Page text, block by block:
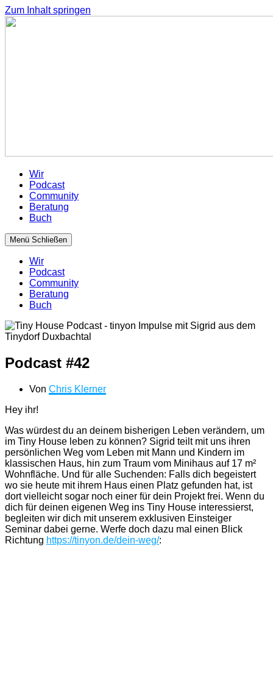
Zum Inhalt springen
Wir
Podcast
Community
Beratung
Buch
Menü Schließen
Wir
Podcast
Community
Beratung
Buch
Podcast #42
Von Chris Klerner
Hey ihr!
Was würdest du an deinem bisherigen Leben verändern, um
im Tiny House leben zu können? Sigrid teilt mit uns ihren
persönlichen Weg vom Leben mit Mann und Kindern im
klassischen Haus, hin zum Traum vom Minihaus auf 17 m²
Wohnfläche. Und für alle Suchenden: Falls dich begeistert
wo sie heute mit ihrem Haus einen Platz gefunden hat, ist
dort vielleicht sogar noch einer für dein Projekt frei. Wenn du
dich für deinen eigenen Weg ins Tiny House interessierst,
begleiten wir dich mit unserem exklusiven Einsteiger
Seminar dabei gerne. Werfe doch dazu mal einen Blick
Richtung https://tinyon.de/dein-weg/: